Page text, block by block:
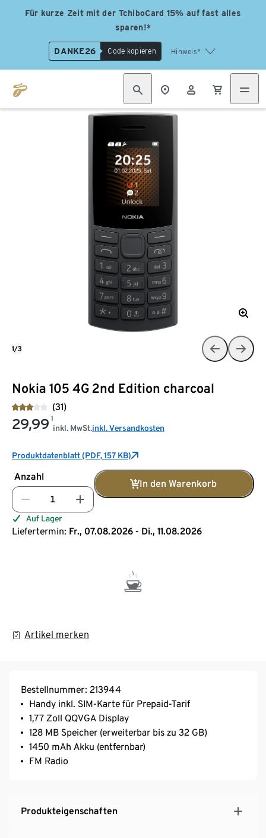
Für kurze Zeit mit der TchiboCard 15% auf fast alles
sparen!*
DANKE26 Code kopieren Hinweis*
Nokia 105 4G 2nd Edition charcoal
(31)
29,99 1
inkl. MwSt.inkl. Versandkosten
Produktdatenblatt (PDF, 157 KB)
Anzahl
In den Warenkorb
Auf Lager
Liefertermin: Fr., 07.08.2026 - Di., 11.08.2026
Artikel merken
1/3
Bestellnummer: 213944
Handy inkl. SIM-Karte für Prepaid-Tarif
1,77 Zoll QQVGA Display
128 MB Speicher (erweiterbar bis zu 32 GB)
1450 mAh Akku (entfernbar)
FM Radio
Produkteigenschaften